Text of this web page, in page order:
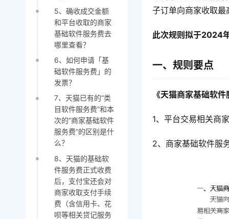
5、确收成交金额
和平台收取的商家
基础软件服务费去
哪里查看？
6、如何申请「基
础软件服务费」的
发票？
7、天猫已有的“类
目软件服务费”和本
次的“商家基础软件
服务费”的区别是什
么？
8、天猫的基础软
件服务费正式收费
后，支付宝还会对
商家收取支付手续
费（含信用卡、花
呗等相关贷记服务
子订单向商家收取
此次规则拟于2024
一、规则要点
《天猫商家基础软
1、平台交易相关商
2、商家基础软件服